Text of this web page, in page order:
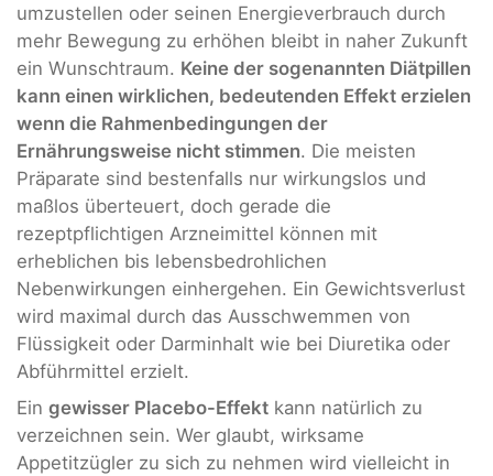
umzustellen oder seinen Energieverbrauch durch
mehr Bewegung zu erhöhen bleibt in naher Zukunft
ein Wunschtraum. Keine der sogenannten Diätpillen
kann einen wirklichen, bedeutenden Effekt erzielen
wenn die Rahmenbedingungen der
Ernährungsweise nicht stimmen. Die meisten
Präparate sind bestenfalls nur wirkungslos und
maßlos überteuert, doch gerade die
rezeptpflichtigen Arzneimittel können mit
erheblichen bis lebensbedrohlichen
Nebenwirkungen einhergehen. Ein Gewichtsverlust
wird maximal durch das Ausschwemmen von
Flüssigkeit oder Darminhalt wie bei Diuretika oder
Abführmittel erzielt.
Ein gewisser Placebo-Effekt kann natürlich zu
verzeichnen sein. Wer glaubt, wirksame
Appetitzügler zu sich zu nehmen wird vielleicht in